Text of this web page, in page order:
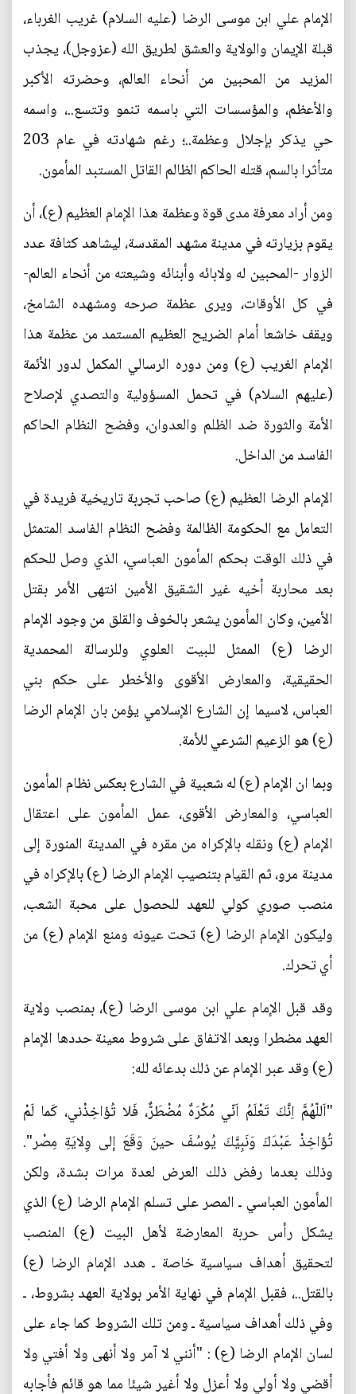
الإمام علي ابن موسى الرضا (عليه السلام) غريب الغرباء،
قبلة الإيمان والولاية والعشق لطريق الله (عزوجل)، يجذب
المزيد من المحبين من أنحاء العالم، وحضرته الأكبر
والأعظم، والمؤسسات التي باسمه تنمو وتتسع..، واسمه
حي يذكر بإجلال وعظمة..؛ رغم شهادته في عام 203
متأثرا بالسم، قتله الحاكم الظالم القاتل المستبد المأمون.
ومن أراد معرفة مدى قوة وعظمة هذا الإمام العظيم (ع)، أن
يقوم بزيارته في مدينة مشهد المقدسة، ليشاهد كثافة عدد
الزوار -المحبين له ولابائه وأبنائه وشيعته من أنحاء العالم-
في كل الأوقات، ويرى عظمة صرحه ومشهده الشامخ،
ويقف خاشعا أمام الضريح العظيم المستمد من عظمة هذا
الإمام الغريب (ع) ومن دوره الرسالي المكمل لدور الأئمة
(عليهم السلام) في تحمل المسؤولية والتصدي لإصلاح
الأمة والثورة ضد الظلم والعدوان، وفضح النظام الحاكم
الفاسد من الداخل.
الإمام الرضا العظيم (ع) صاحب تجربة تاريخية فريدة في
التعامل مع الحكومة الظالمة وفضح النظام الفاسد المتمثل
في ذلك الوقت بحكم المأمون العباسي، الذي وصل للحكم
بعد محاربة أخيه غير الشقيق الأمين انتهى الأمر بقتل
الأمين، وكان المأمون يشعر بالخوف والقلق من وجود الإمام
الرضا (ع) الممثل للبيت العلوي وللرسالة المحمدية
الحقيقية، والمعارض الأقوى والأخطر على حكم بني
العباس، لاسيما إن الشارع الإسلامي يؤمن بان الإمام الرضا
(ع) هو الزعيم الشرعي للأمة.
وبما ان الإمام (ع) له شعبية في الشارع بعكس نظام المأمون
العباسي، والمعارض الأقوى، عمل المأمون على اعتقال
الإمام (ع) ونقله بالإكراه من مقره في المدينة المنورة إلى
مدينة مرو، ثم القيام بتنصيب الإمام الرضا (ع) بالإكراه في
منصب صوري كولي للعهد للحصول على محبة الشعب،
وليكون الإمام الرضا (ع) تحت عيونه ومنع الإمام (ع) من
أي تحرك.
وقد قبل الإمام علي ابن موسى الرضا (ع)، بمنصب ولاية
العهد مضطرا وبعد الاتفاق على شروط معينة حددها الإمام
(ع) وقد عبر الإمام عن ذلك بدعائه لله:
"اَللّهُمَّ اِنَّكَ تَعْلَمُ اَنّي مُكْرَهٌ مُضْطَرٌّ، فَلا تُؤاخِذْني، كَما لَمْ
تُؤاخِذْ عَبْدَكَ وَنَبِيَّكَ يُوسُفَ حينَ وَقَعَ إلى وِلايَةِ مِصْر".
وذلك بعدما رفض ذلك العرض لعدة مرات بشدة، ولكن
المأمون العباسي ـ المصر على تسلم الإمام الرضا (ع) الذي
يشكل رأس حربة المعارضة لأهل البيت (ع) المنصب
لتحقيق أهداف سياسية خاصة ـ هدد الإمام الرضا (ع)
بالقتل..، فقبل الإمام في نهاية الأمر بولاية العهد بشروط، ـ
وفي ذلك أهداف سياسية ـ ومن تلك الشروط كما جاء على
لسان الإمام الرضا (ع) : "أنني لا آمر ولا أنهى ولا أفتي ولا
أقضي ولا أولي ولا أعزل ولا أغير شيئا مما هو قائم فأجابه